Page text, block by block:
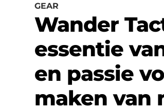
GEAR
Wander
essentie
en passie
maken van